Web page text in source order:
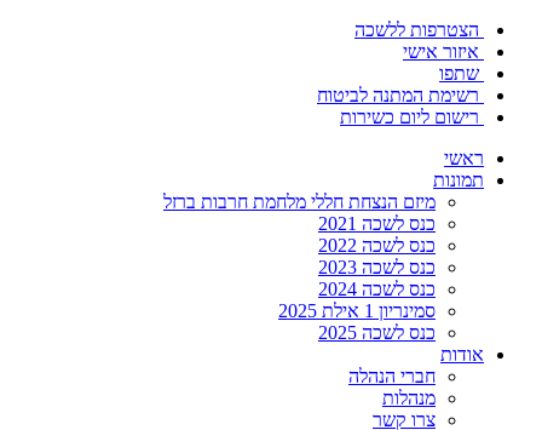
הצטרפות ללשכה
איזור אישי
שתפו
רשימת המתנה לביטוח
רישום ליום כשירות
ראשי
תמונות
מיזם הנצחת חללי מלחמת חרבות ברזל
כנס לשכה 2021
כנס לשכה 2022
כנס לשכה 2023
כנס לשכה 2024
סמינריון 1 אילת 2025
כנס לשכה 2025
אודות
חברי הנהלה
מנהלות
צרו קשר